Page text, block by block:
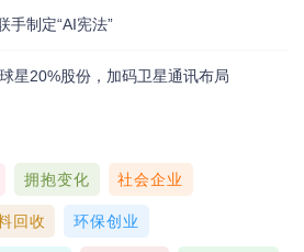
手制定“AI宪法”
星20%股份，加码卫星通讯布局
拥抱变化 社会企业
回收 环保创业